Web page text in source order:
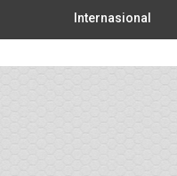
Internasional